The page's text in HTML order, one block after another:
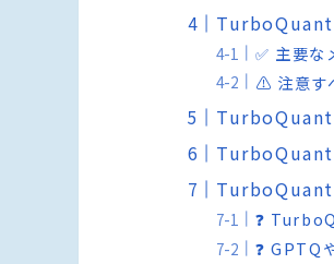
TurboQuant
✅ 主要な
⚠️ 注意す
TurboQuant
TurboQuant
TurboQuant
❓
❓ GPTQ